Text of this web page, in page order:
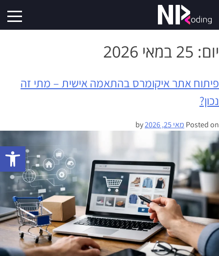
פתח
יום: 25 במאי 2026
פיתוח אתר איקומרס בהתאמה אישית – מתי זה
נכון?
Posted on מאי 25, 2026